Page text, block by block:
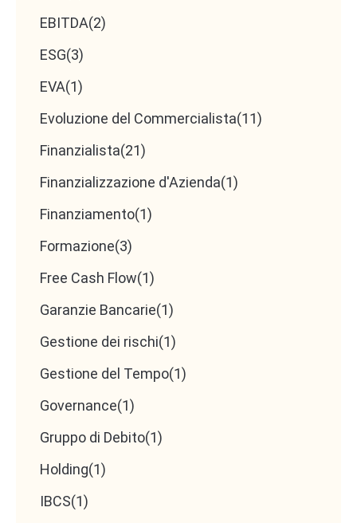
EBITDA(2)
ESG(3)
EVA(1)
Evoluzione del Commercialista(11)
Finanzialista(21)
Finanzializzazione d'Azienda(1)
Finanziamento(1)
Formazione(3)
Free Cash Flow(1)
Garanzie Bancarie(1)
Gestione dei rischi(1)
Gestione del Tempo(1)
Governance(1)
Gruppo di Debito(1)
Holding(1)
IBCS(1)